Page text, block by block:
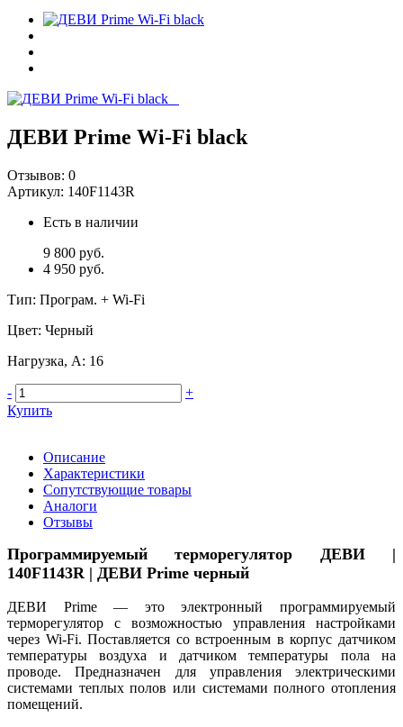
ДЕВИ Prime Wi-Fi black
Отзывов: 0
Артикул: 140F1143R
Есть в наличии
9 800 руб.
4 950 руб.
Тип: Програм. + Wi-Fi
Цвет: Черный
Нагрузка, А: 16
-
+
Купить
Описание
Характеристики
Сопутствующие товары
Аналоги
Отзывы
Программируемый терморегулятор ДЕВИ |
140F1143R | ДЕВИ Prime черный
ДЕВИ Prime — это электронный программируемый
терморегулятор с возможностью управления настройками
через Wi-Fi. Поставляется со встроенным в корпус датчиком
температуры воздуха и датчиком температуры пола на
проводе. Предназначен для управления электрическими
системами теплых полов или системами полного отопления
помещений.